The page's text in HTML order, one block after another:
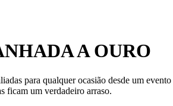
A OURO
para qualquer ocasião desde um
ficam um verdadeiro arraso.